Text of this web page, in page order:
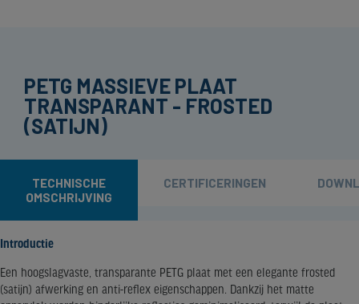
PETG MASSIEVE PLAAT
TRANSPARANT - FROSTED
(SATIJN)
TECHNISCHE
OMSCHRIJVING
CERTIFICERINGEN
Introductie
Een hoogslagvaste, transparante PETG plaat met een elegante frosted
(satijn) afwerking en anti-reflex eigenschappen. Dankzij het matte